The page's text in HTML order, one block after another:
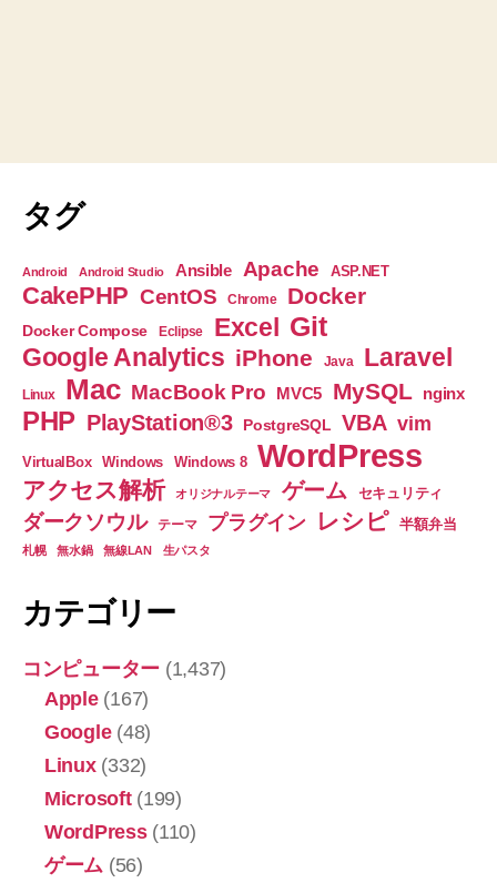
タグ
Android Android Studio Ansible Apache ASP.NET
CakePHP CentOS Chrome Docker
Docker Compose Eclipse Excel Git
Google Analytics iPhone Java Laravel
Linux Mac MacBook Pro MVC5 MySQL nginx
PHP PlayStation®3 PostgreSQL VBA vim
VirtualBox Windows Windows 8 WordPress
アクセス解析 オリジナルテーマ ゲーム セキュリティ
ダークソウル テーマ プラグイン レシピ 半額弁当
札幌 無水鍋 無線LAN 生パスタ
カテゴリー
コンピューター (1,437)
Apple(167)
Google(48)
Linux(332)
Microsoft(199)
WordPress(110)
ゲーム (56)